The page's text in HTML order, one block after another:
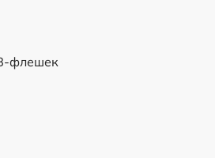
флешек